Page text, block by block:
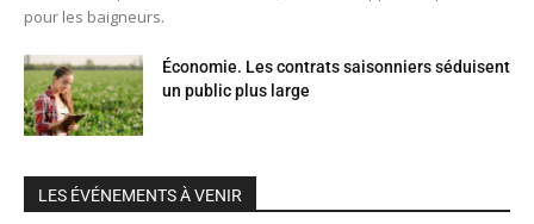
pour les baigneurs.
Économie. Les contrats saisonniers séduisent
un public plus large
LES ÉVÉNEMENTS À VENIR